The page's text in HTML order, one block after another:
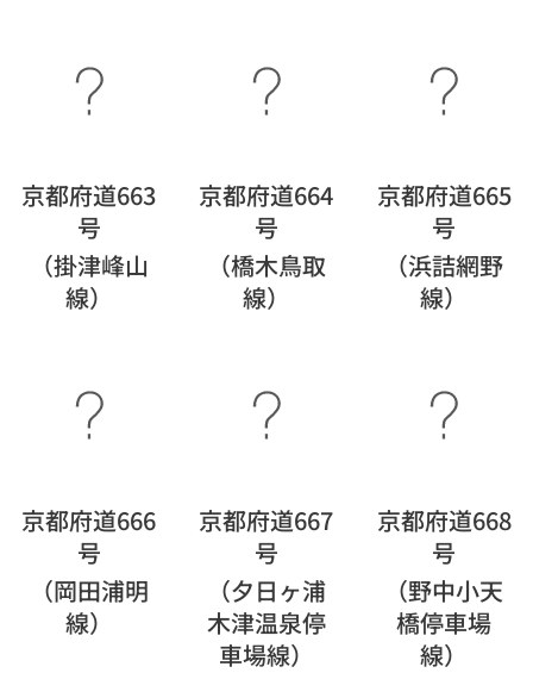
京都府道663
号
（掛津峰山
線）
京都府道664
号
（橋木鳥取
線）
京都府道665
号
（浜詰網野
線）
京都府道666
号
（岡田浦明
線）
京都府道667
号
（夕日ヶ浦
木津温泉停
車場線）
京都府道668
号
（野中小天
橋停車場
線）